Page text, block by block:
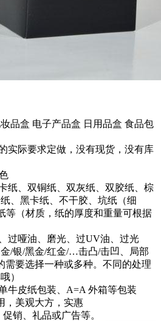
品盒 电子产品盒 日用品盒 食品包
实际要求定做，没有现货，没有库
纸、双铜纸、双灰纸、双胶纸、棕
、黑卡纸、不干胶、坑纸（细
等（材质，纸的厚度和重量可根据
过哑油、磨光、过UV油、过光
/银/黑金/红金/…击凸/击凹、局部
需要选择一种或多种。不同的处理
）
牛皮纸包装、A=A 外箱等包装
，美观大方，实惠
销、礼品或广告等。